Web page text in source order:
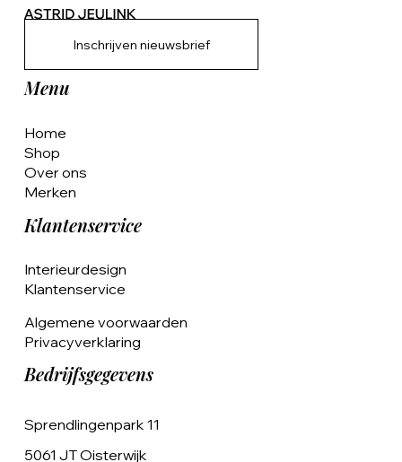
Inschrijven nieuwsbrief
Menu
Home
Shop
Over ons
Merken
Klantenservice
Interieurdesign
Klantenservice
Algemene voorwaarden
Privacyverklaring
Bedrijfsgegevens
Sprendlingenpark 11
5061 JT Oisterwijk